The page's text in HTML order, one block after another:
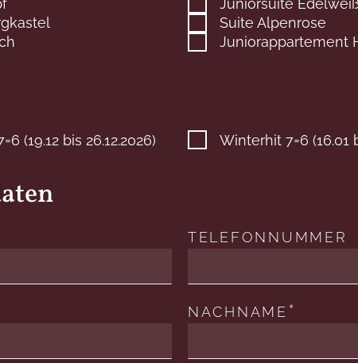
Juniorsuite
Suite Alpenrose
Juniorappartement
(19.12 bis 26.12.2026) Winterhit 7=6 (16.01
TELEFONNUMMER
NACHNAME